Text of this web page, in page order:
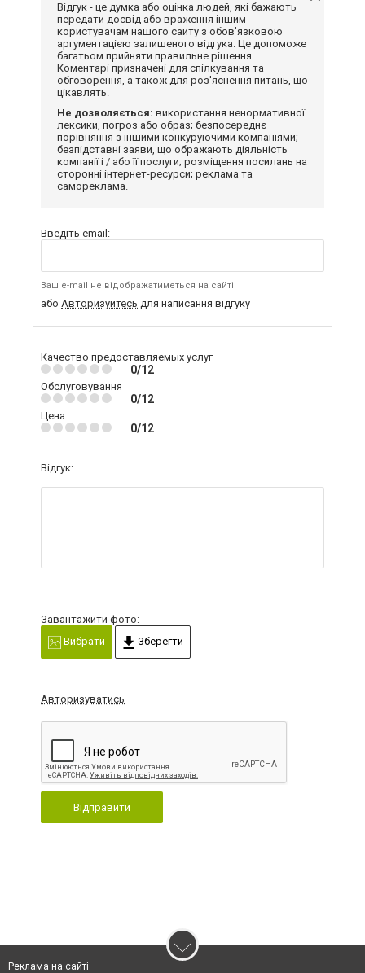
Відгук - це думка або оцінка людей, які бажають
передати досвід або враження іншим
користувачам нашого сайту з обов'язковою
аргументацією залишеного відгука. Це допоможе
багатьом прийняти правильне рішення.
Коментарі призначені для спілкування та
обговорення, а також для роз'яснення питань, що
цікавлять.
Не дозволяється: використання ненормативної
лексики, погроз або образ; безпосереднє
порівняння з іншими конкуруючими компаніями;
безпідставні заяви, що ображають діяльність
компанії і / або її послуги; розміщення посилань на
сторонні інтернет-ресурси; реклама та
самореклама.
Введіть email:
Ваш e-mail не відображатиметься на сайті
або Авторизуйтесь для написання відгуку
Качество предоставляемых услуг
0/12
Обслуговування
0/12
Цена
0/12
Відгук:
Завантажити фото:
Вибрати
Зберегти
Авторизуватись
Відправити
Реклама на сайті